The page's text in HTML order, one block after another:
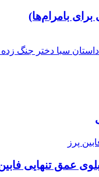
بامرام‌ها)
عمق تنهایی